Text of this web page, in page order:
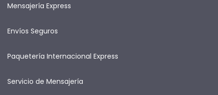
Mensajería Express
Envíos Seguros
Paquetería Internacional Express
Servicio de Mensajería